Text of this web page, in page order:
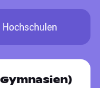
Hochschulen